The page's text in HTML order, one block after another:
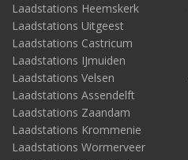
Laadstations Heemskerk
Laadstations Uitgeest
Laadstations Castricum
Laadstations IJmuiden
Laadstations Velsen
Laadstations Assendelft
Laadstations Zaandam
Laadstations Krommenie
Laadstations Wormerveer